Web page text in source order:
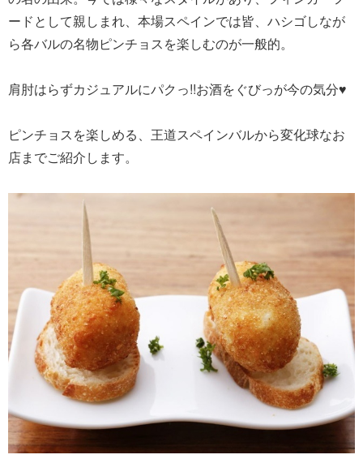
ードとして親しまれ、本場スペインでは皆、ハシゴしなが
ら各バルの名物ピンチョスを楽しむのが一般的。
肩肘はらずカジュアルにパクっ!!お酒をぐびっが今の気分♥
ピンチョスを楽しめる、王道スペインバルから変化球なお
店までご紹介します。